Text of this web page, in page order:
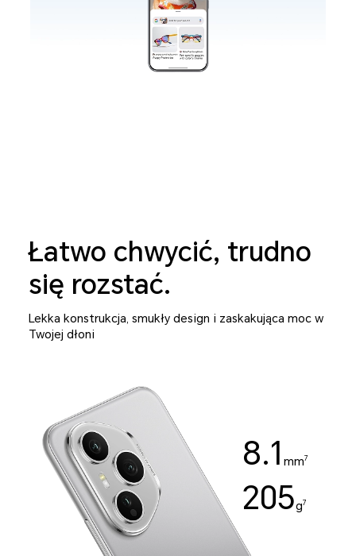
Łatwo chwycić, trudno
się rozstać.
Lekka konstrukcja, smukły design i zaskakująca moc w
Twojej dłoni
205g7
8.1 mm7